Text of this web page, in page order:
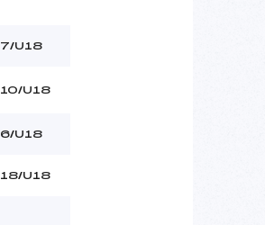
7/U18
10/U18
6/U18
18/U18